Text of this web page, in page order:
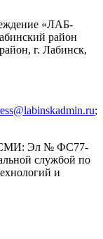
«ЛАБ-
район
г. Лабинск,
;
СМИ: Эл № ФС77-
службой по
и